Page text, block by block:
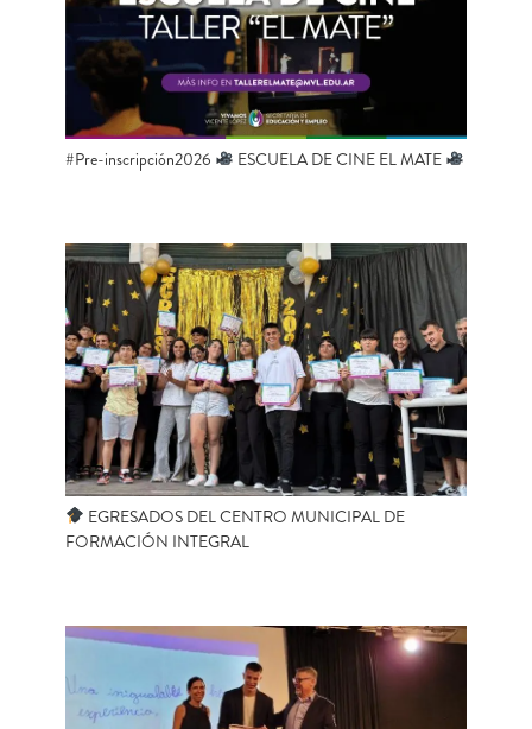
#Pre-inscripción2026 ESCUELA DE CINE EL MATE
EGRESADOS DEL CENTRO MUNICIPAL DE
FORMACIÓN INTEGRAL